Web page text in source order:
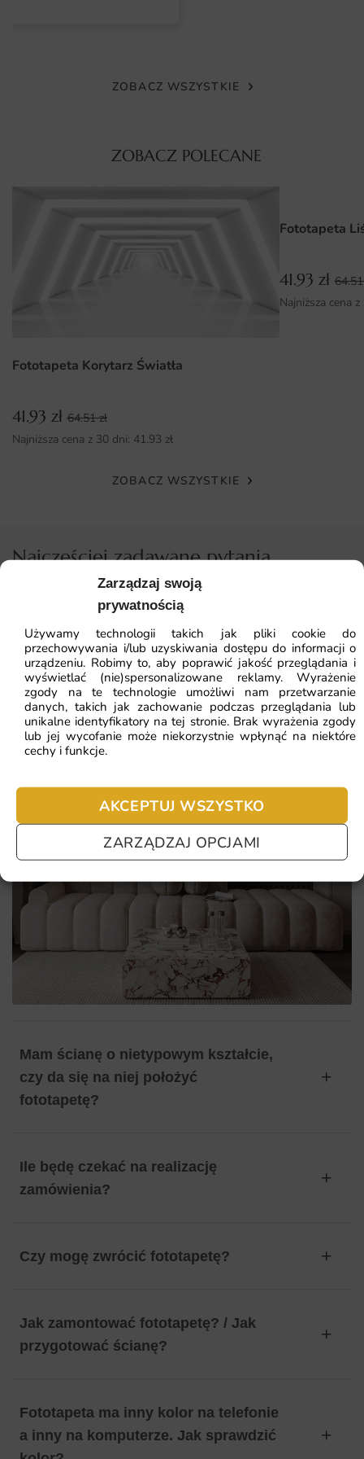
Zarządzaj swoją
prywatnością
Używamy technologii takich jak pliki cookie do
przechowywania i/lub uzyskiwania dostępu do informacji o
urządzeniu. Robimy to, aby poprawić jakość przeglądania i
wyświetlać (nie)spersonalizowane reklamy. Wyrażenie
zgody na te technologie umożliwi nam przetwarzanie
danych, takich jak zachowanie podczas przeglądania lub
unikalne identyfikatory na tej stronie. Brak wyrażenia zgody
lub jej wycofanie może niekorzystnie wpłynąć na niektóre
cechy i funkcje.
AKCEPTUJ WSZYSTKO
ZARZĄDZAJ OPCJAMI
odwzorowanie kolorystyki oraz odporność na codzienne
także po latach codziennego użytkowania, co potwierdzają
Realizacja zamówienia obejmuje dopasowanie grafiki do
kompozycji. Montaż przypomina klejenie klasycznej tapety
— kolejne pasy łączy się na styk, a całość tworzy spójny
obraz. Cały proces jest intuicyjny nawet dla osób, które
od przyjęcia zamówienia po wysyłkę — przebiega
sprawnie i z dbałością o każdy detal.
Dlaczego warto wybrać tę fototapetę
Fototapeta Szara Kompozycja łączy estetykę autorskiego
dekoracja, która zmienia charakter wnętrza i nadaje mu
egzemplarza
kilka wariantów materiału do wyboru, w tym wersje
trwałość wydruku potwierdzona codziennym
użytkowaniem
świetne odwzorowanie detali nawet na dużych formatach
ZOBACZ WSZYSTKIE
ZOBACZ POLECANE
Fototapeta Korytarz Światła
41.93 zł 64.51zł
Najniższa cena z 30 dni: 41.93 zł
Fototapeta
41.93 zł
Najniższa cena
ZOBACZ WSZYSTKIE
Najczęściej zadawane pytania
Pomagamy i doradzamy przy każdym zakupie. Ale jeżeli
nie chcesz czekać – sprawdź najczęściej zadawane pytania.
Mam ścianę o nietypowym kształcie,
czy da się na niej położyć
fototapetę?
Ile będę czekać na realizację
zamówienia?
Czy mogę zwrócić fototapetę?
Jak zamontować fototapetę? / Jak
przygotować ścianę?
Fototapeta ma inny kolor na telefonie
a inny na komputerze. Jak sprawdzić